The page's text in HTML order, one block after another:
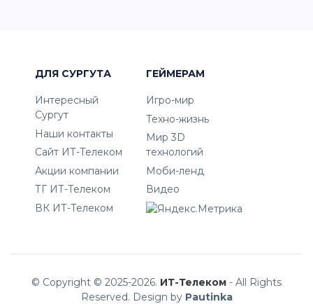
ДЛЯ СУРГУТА
Интересный
Сургут
Наши контакты
Сайт ИТ-Телеком
Акции компании
ТГ ИТ-Телеком
ВК ИТ-Телеком
ГЕЙМЕРАМ
Игро-мир
Техно-жизнь
Мир 3D
технологий
Моби-ленд
Видео
© Copyright © 2025-2026. ИТ-Телеком - All Rights
Reserved. Design by Pautinka